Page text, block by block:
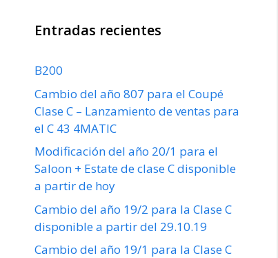
Entradas recientes
B200
Cambio del año 807 para el Coupé
Clase C – Lanzamiento de ventas para
el C 43 4MATIC
Modificación del año 20/1 para el
Saloon + Estate de clase C disponible
a partir de hoy
Cambio del año 19/2 para la Clase C
disponible a partir del 29.10.19
Cambio del año 19/1 para la Clase C